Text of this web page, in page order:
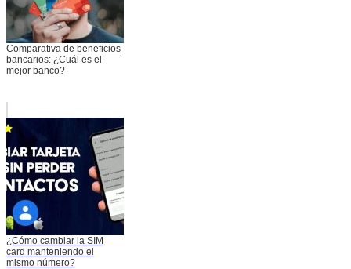
Comparativa de beneficios
bancarios: ¿Cuál es el
mejor banco?
¿Cómo cambiar la SIM
card manteniendo el
mismo número?